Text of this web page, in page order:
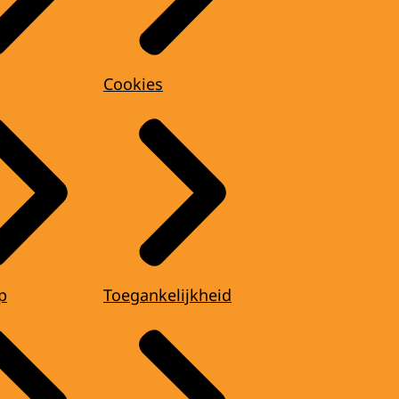
Cookies
Toegankelijkheid